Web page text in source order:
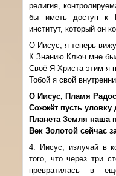
религия,
бы иметь доступ к
институт, который он
О Иисус, я теперь вижу
К Знанию Ключ мне
Своё Я Христа этим я
Тобой я свой
О Иисус, Пламя
Сожжёт пусть уловку
Планета Земля наша
Век Золотой сейчас
4. Иисус, излучай в
того, что через три
превратилась в